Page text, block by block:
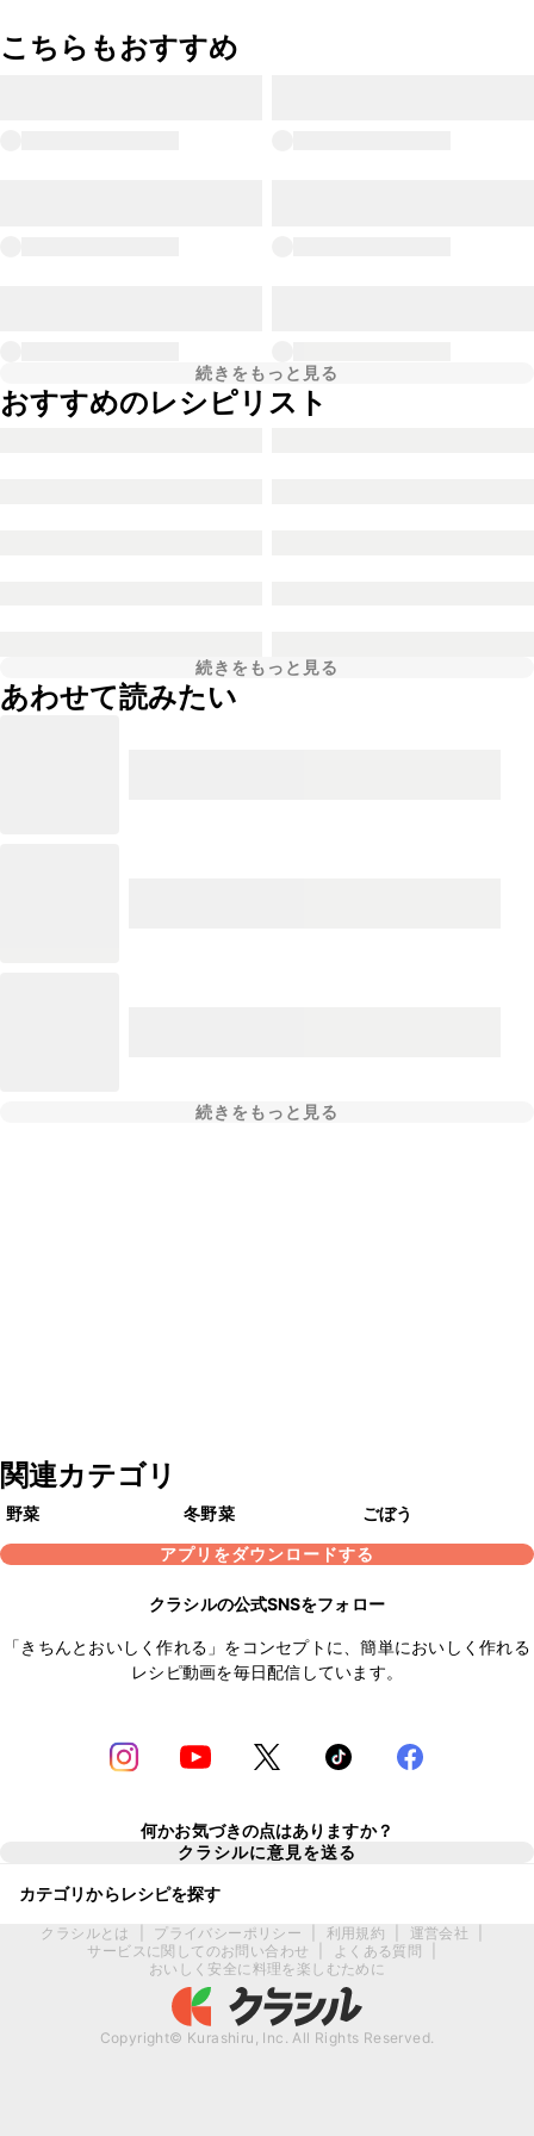
こちらもおすすめ
続きをもっと見る
おすすめのレシピリスト
続きをもっと見る
あわせて読みたい
続きをもっと見る
関連カテゴリ
野菜 冬野菜
ごぼう
アプリをダウンロードする
クラシルの公式SNSをフォロー
「きちんとおいしく作れる」をコンセプトに、簡単においしく作れる
レシピ動画を毎日配信しています。
何かお気づきの点はありますか？
クラシルに意見を送る
カテゴリからレシピを探す
クラシルとは プライバシーポリシー 利用規約 運営会社
サービスに関してのお問い合わせ
よくある質問
おいしく安全に料理を楽しむために
Copyright© Kurashiru, Inc. All Rights Reserved.